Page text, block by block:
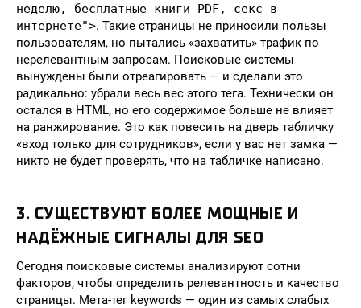
неделю, бесплатные книги PDF, секс в
интернете">. Такие страницы не приносили пользы
пользователям, но пытались «захватить» трафик по
нерелевантным запросам. Поисковые системы
вынуждены были отреагировать — и сделали это
радикально: убрали весь вес этого тега. Технически он
остался в HTML, но его содержимое больше не влияет
на ранжирование. Это как повесить на дверь табличку
«вход только для сотрудников», если у вас нет замка —
никто не будет проверять, что на табличке написано.
3. СУЩЕСТВУЮТ БОЛЕЕ МОЩНЫЕ И
НАДЁЖНЫЕ СИГНАЛЫ ДЛЯ SEO
Сегодня поисковые системы анализируют сотни
факторов, чтобы определить релевантность и качество
страницы. Мета-тег keywords — один из самых слабых